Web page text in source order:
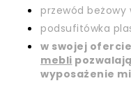
przewód beżowy
podsufitówka
w swojej
mebli
wyposażenie